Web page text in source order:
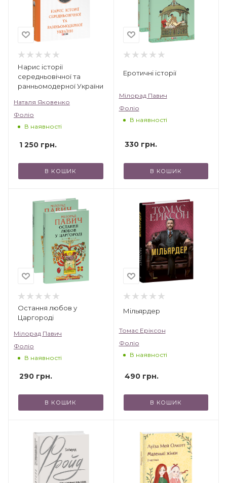
Нарис історії
середньовічної та
ранньомодерної України
Наталя Яковенко
Фоліо
В наявності
1 250 грн.
В КОШИК
Еротичні історії
Мілорад Павич
Фоліо
В наявності
330грн.
В КОШИК
Остання любов у
Царгороді
Мілорад Павич
Фоліо
В наявності
290 грн.
В КОШИК
Мільярдер
Томас Еріксон
Фоліо
В наявності
490грн.
В КОШИК